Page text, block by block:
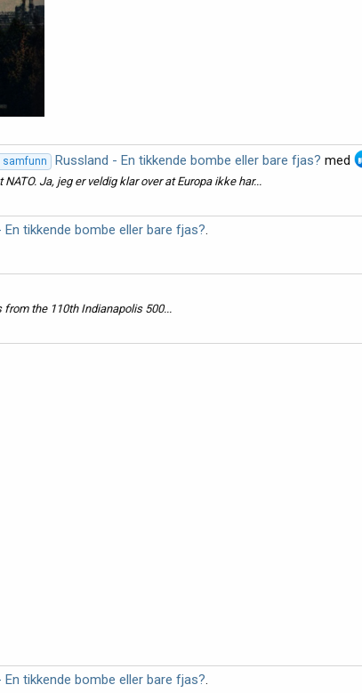
samfunn Russland - En tikkende bombe eller bare fjas? med
Ja, jeg er veldig klar over at Europa ikke har...
En tikkende bombe eller bare fjas?.
the 110th Indianapolis 500...
En tikkende bombe eller bare fjas?.